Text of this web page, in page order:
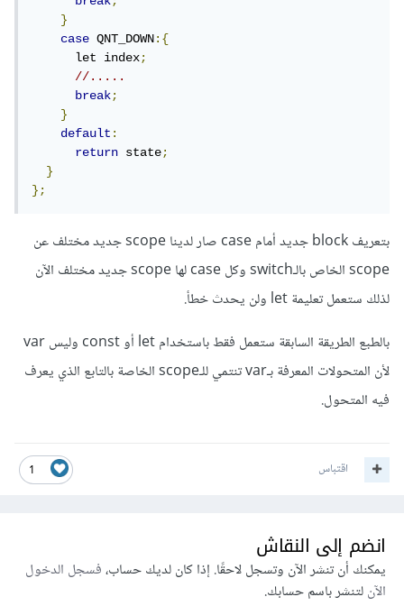
}
case QNT_DOWN:{
      let index
;
//.....
break;
}
default:
return state;
}
};
بتعريف block جديد أمام case صار لدينا scope جديد مختلف عن
scope الخاص بالـswitch وكل case لها scope جديد مختلف اﻵن
لذلك ستعمل تعليمة let ولن يحدث خطأ.
بالطبع الطريقة السابقة ستعمل فقط باستخدام let أو const وليس var
ﻷن المتحولات المعرفة بـvar تنتمي للـscope الخاصة بالتابع الذي يعرف
فيه المتحول.
1 اقتباس
انضم إلى النقاش
يمكنك أن تنشر الآن وتسجل لاحقًا. إذا كان لديك حساب،فسجل الدخول
الآنلتنشر باسم حسابك.